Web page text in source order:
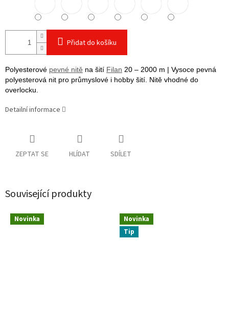
Přidat do košíku
Polyesterové pevné nitě na šití Filan 20 – 2000 m | Vysoce pevná
polyesterová nit pro průmyslové i hobby šití. Nitě vhodné do
overlocku.
Detailní informace
ZEPTAT SE HLÍDAT SDÍLET
Související produkty
Novinka
Novinka
Tip